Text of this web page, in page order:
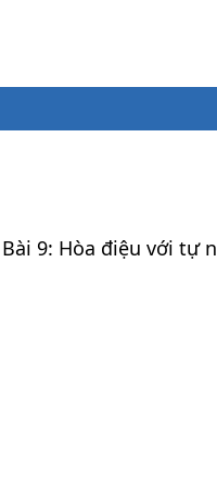
Bài 9: Hòa điệu với tự